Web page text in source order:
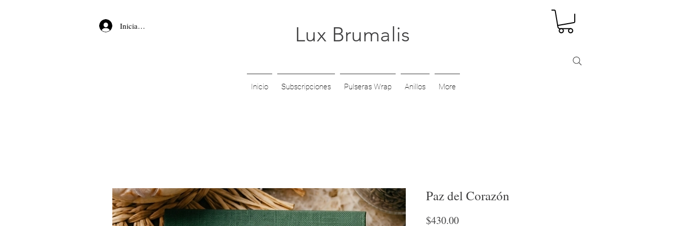
Iniciar sesión Lux Brumalis
Inicio Subscripciones Pulseras Wrap Anillos More
Paz del Corazón
$430.00Precio